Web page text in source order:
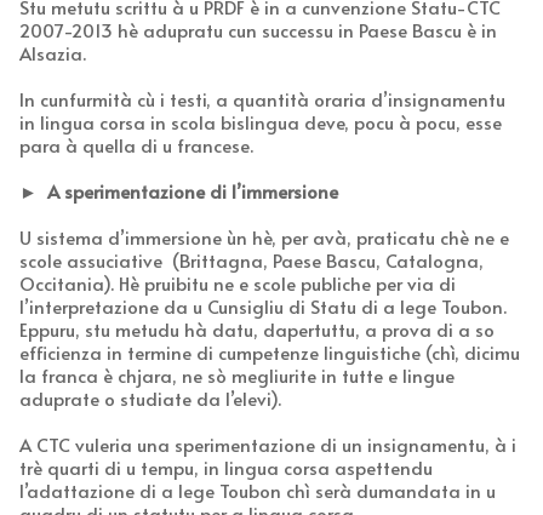
Stu metutu scrittu à u PRDF è in a cunvenzione Statu-CTC
2007-2013 hè adupratu cun successu in Paese Bascu è in
Alsazia.
In cunfurmità cù i testi, a quantità oraria d’insignamentu
in lingua corsa in scola bislingua deve, pocu à pocu, esse
para à quella di u francese.
► A sperimentazione di l’immersione
U sistema d’immersione ùn hè, per avà, praticatu chè ne e
scole assuciative (Brittagna, Paese Bascu, Catalogna,
Occitania). Hè pruibitu ne e scole publiche per via di
l’interpretazione da u Cunsigliu di Statu di a lege Toubon.
Eppuru, stu metudu hà datu, dapertuttu, a prova di a so
efficienza in termine di cumpetenze linguistiche (chì, dicimu
la franca è chjara, ne sò megliurite in tutte e lingue
aduprate o studiate da l’elevi).
A CTC vuleria una sperimentazione di un insignamentu, à i
trè quarti di u tempu, in lingua corsa aspettendu
l’adattazione di a lege Toubon chì serà dumandata in u